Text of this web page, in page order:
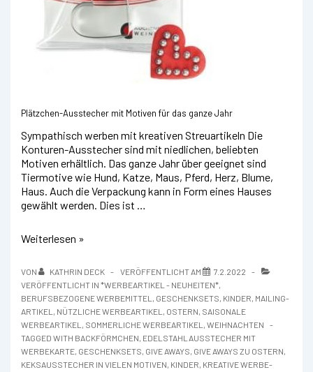
Plätzchen-Ausstecher mit Motiven für das ganze Jahr
Sympathisch werben mit kreativen Streuartikeln Die
Konturen-Ausstecher sind mit niedlichen, beliebten
Motiven erhältlich. Das ganze Jahr über geeignet sind
Tiermotive wie Hund, Katze, Maus, Pferd, Herz, Blume,
Haus. Auch die Verpackung kann in Form eines Hauses
gewählt werden. Dies ist …
Edelstahl-
Motiven
für
das
ganze
Jahr
Weiterlesen »
VON KATHRIN DECK VERÖFFENTLICHT AM
7.2.2022
VERÖFFENTLICHT IN *WERBEARTIKEL - NEUHEITEN*,
BERUFSBEZOGENE WERBEMITTEL , GESCHENKSETS, KINDER, MAILING-
ARTIKEL , NÜTZLICHE WERBEARTIKEL , OSTERN, SAISONALE
WERBEARTIKEL , SOMMERLICHE WERBEARTIKEL , WEIHNACHTEN
TAGGED WITH BACKFÖRMCHEN, EDELSTAHLAUSSTECHER MIT
WERBEKARTE, GESCHENKSETS, GIVE AWAYS, GIVE AWAYS ZU OSTERN,
KEKSAUSSTECHER IN VIELEN MOTIVEN, KINDER, KREATIVE WERBE-